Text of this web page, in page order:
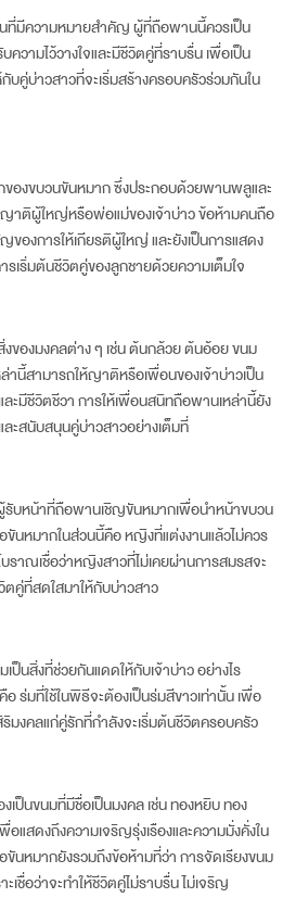
ที่มีความหมายสำคัญ ผู้ที่ถือพานนี้ควรเป็น
ามไว้วางใจและมีชีวิตคู่ที่ราบรื่น เพื่อเป็น
บคู่บ่าวสาวที่จะเริ่มสร้างครอบครัวร่วมกันใน
องขบวนขันหมาก ซึ่งประกอบด้วยพานพลูและ
าติผู้ใหญ่หรือพ่อแม่ของเจ้าบ่าว ข้อห้ามคนถือ
องการให้เกียรติผู้ใหญ่ และยังเป็นการแสดง
รเริ่มต้นชีวิตคู่ของลูกชายด้วยความเต็มใจ
ของมงคลต่าง ๆ เช่น ต้นกล้วย ต้นอ้อย ขนม
านี้สามารถให้ญาติหรือเพื่อนของเจ้าบ่าวเป็น
ะมีชีวิตชีวา การให้เพื่อนสนิทถือพานเหล่านี้ยัง
ะสนับสนุนคู่บ่าวสาวอย่างเต็มที่
รับหน้าที่ถือพานเชิญขันหมากเพื่อนำหน้าขบวน
ขันหมากในส่วนนี้คือ หญิงที่แต่งงานแล้วไม่ควร
ราณเชื่อว่าหญิงสาวที่ไม่เคยผ่านการสมรสจะ
คู่ที่สดใสมาให้กับบ่าวสาว
ป็นสิ่งที่ช่วยกันแดดให้กับเจ้าบ่าว อย่างไร
ร่มที่ใช้ในพิธีจะต้องเป็นร่มสีขาวเท่านั้น เพื่อ
มงคลแก่คู่รักที่กำลังจะเริ่มต้นชีวิตครอบครัว
เป็นขนมที่มีชื่อเป็นมงคล เช่น ทองหยิบ ทอง
แสดงถึงความเจริญรุ่งเรืองและความมั่งคั่งใน
นหมากยังรวมถึงข้อห้ามที่ว่า การจัดเรียงขนม
เชื่อว่าจะทำให้ชีวิตคู่ไม่ราบรื่น ไม่เจริญ